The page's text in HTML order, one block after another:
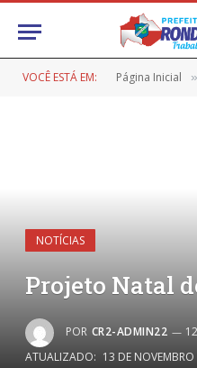
VOCÊ ESTÁ EM: Página Inicial »
NOTÍCIAS
Projeto Natal
POR CR2-ADMIN22
ATUALIZADO: 13 DE